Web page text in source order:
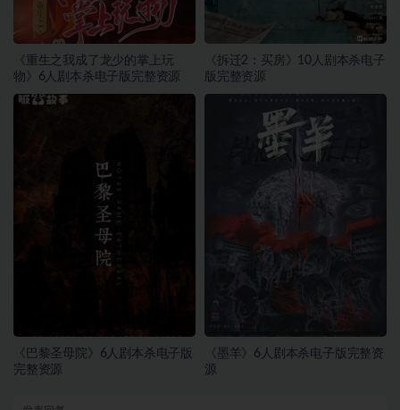
《重生之我成了龙少的掌上玩
物》6人剧本杀电子版完整资源
《拆迁2：买房》10人剧本杀电子
版完整资源
《巴黎圣母院》6人剧本杀电子版
完整资源
《墨羊》6人剧本杀电子版完整资
源